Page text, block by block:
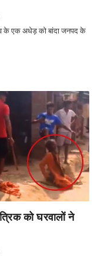
के एक अधेड़ को बांदा जनपद के
को घरवालों ने